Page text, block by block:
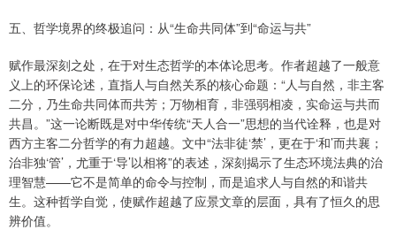
五、哲学境界的终极追问：从“生命共同体”到“命运与共”
赋作最深刻之处，在于对生态哲学的本体论思考。作者超越了一般意
义上的环保论述，直指人与自然关系的核心命题：“人与自然，非主客
二分，乃生命共同体而共芳；万物相育，非强弱相凌，实命运与共而
共昌。”这一论断既是对中华传统“天人合一”思想的当代诠释，也是对
西方主客二分哲学的有力超越。文中“法非徒‘禁’，更在于‘和’而共襄；
治非独‘管’，尤重于‘导’以相将”的表述，深刻揭示了生态环境法典的治
理智慧——它不是简单的命令与控制，而是追求人与自然的和谐共
生。这种哲学自觉，使赋作超越了应景文章的层面，具有了恒久的思
辨价值。